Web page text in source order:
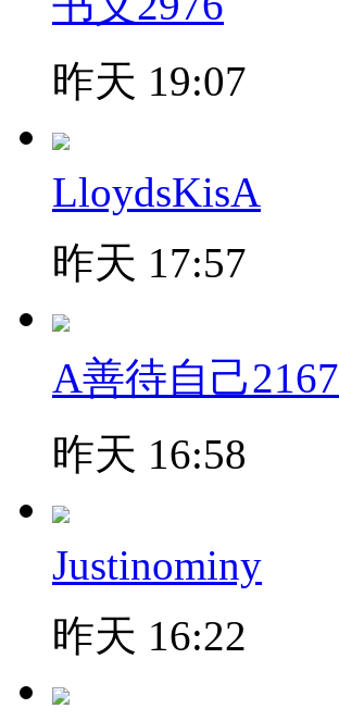
昨天 19:07
LloydsKisA
昨天 17:57
A善待自己2167
昨天 16:58
Justinominy
昨天 16:22